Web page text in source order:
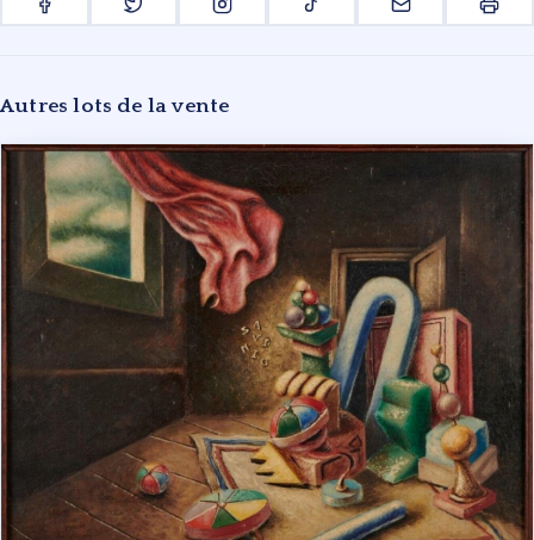
Pour toute information complémentaire, veuillez contacter le cabinet.
Autres lots de la vente